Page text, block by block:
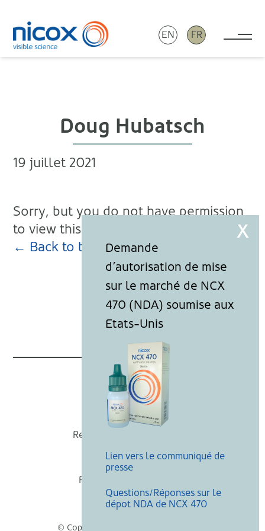
Nicox
EN FR
Doug Hubatsch
19 juillet 2021
Sorry, but you do not have permission
to view this content.
← Back to blog page
Nicox
Recevoir nos actualités
Mentions légales
Politique de cookies
Recherche
© Copyright Nicox, Tous droits réservés
Lien vers le communiqué de
presse
Questions/Réponses sur le
dépot NDA de NCX 470